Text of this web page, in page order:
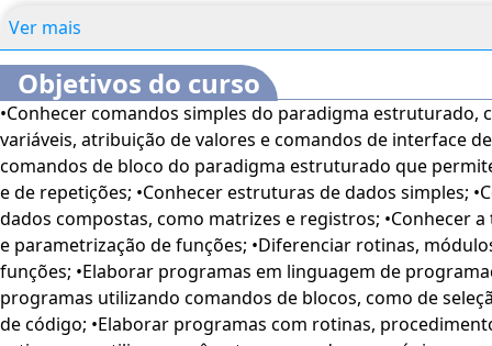
carga-horária e da realização das provas com obtenção de
superior a sete também será feita pelo curso ANÁLISE E
SISTEMAS da UNIFAEL. Para alunos da UNIFAEL, ou
Educacional, ficam mantidas as regras regimentais quanto
DUCE, não podendo ser cursada para adiantar disciplinas
instituição reconhecida pelo MEC e com autorização para
distância nas modalidades de graduação e pós-graduação.
Ver mais
Objetivos do curso
•Conhecer comandos simples do paradigma estruturado, como declaração de
variáveis, atribuição de valores e comandos de interface
comandos de bloco do paradigma estruturado que permitem a criação de condições
e de repetições; •Conhecer estruturas de dados simples;
dados compostas, como matrizes e registros; •Conhecer
e parametrização de funções; •Diferenciar rotinas,
funções; •Elaborar programas em linguagem de
programas utilizando comandos de blocos, como de seleção de código e de repetição
de código; •Elaborar programas com rotinas,